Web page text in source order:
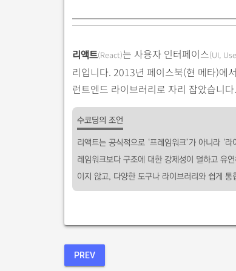
리액트(React)는 사용자 인터페이스(UI,
리입니다. 2013년 페이스북(현 메타)에
런트엔드 라이브러리로 자리 잡았습니다.
수코딩의 조언
리액트는 공식적으로 ‘프레임워크’가 아니라 ‘
레임워크보다 구조에 대한 강제성이 덜하고 유
이지 않고, 다양한 도구나 라이브러리와 쉽게
PREV